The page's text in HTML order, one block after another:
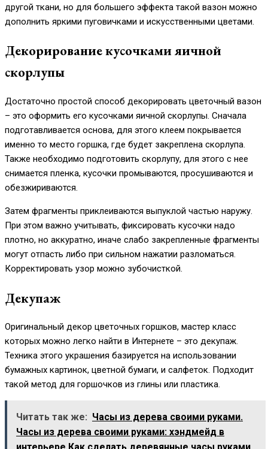
другой ткани, но для большего эффекта такой вазон можно
дополнить яркими пуговичками и искусственными цветами.
Декорирование кусочками яичной
скорлупы
Достаточно простой способ декорировать цветочный вазон
– это оформить его кусочками яичной скорлупы. Сначала
подготавливается основа, для этого клеем покрывается
именно то место горшка, где будет закреплена скорлупа.
Также необходимо подготовить скорлупу, для этого с нее
снимается пленка, кусочки промываются, просушиваются и
обезжириваются.
Затем фрагменты приклеиваются выпуклой частью наружу.
При этом важно учитывать, фиксировать кусочки надо
плотно, но аккуратно, иначе слабо закрепленные фрагменты
могут отпасть либо при сильном нажатии разломаться.
Корректировать узор можно зубочисткой.
Декупаж
Оригинальный декор цветочных горшков, мастер класс
которых можно легко найти в Интернете – это декупаж.
Техника этого украшения базируется на использовании
бумажных картинок, цветной бумаги, и салфеток. Подходит
такой метод для горшочков из глины или пластика.
Читать так же: Часы из дерева своими руками.
Часы из дерева своими руками: хэндмейд в